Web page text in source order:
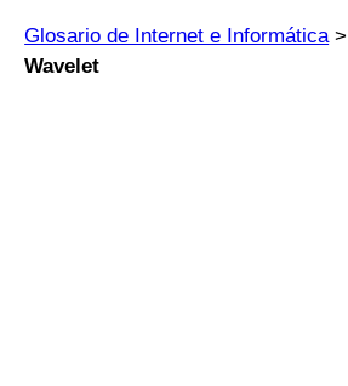
Glosario de Internet e Informática>
Wavelet